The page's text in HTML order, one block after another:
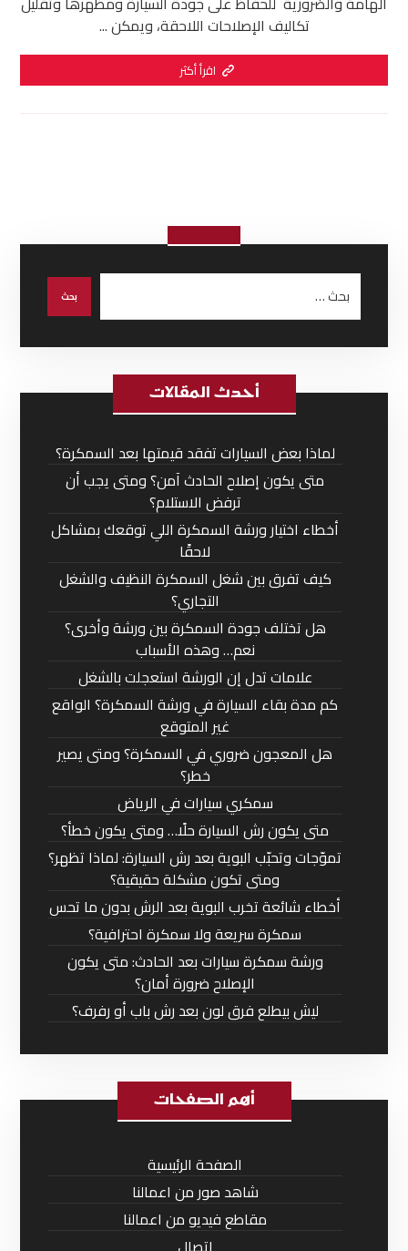
تكاليف الإصلاحات اللاحقة، ويمكن ...
اقرأ أكثر
أحدث المقالات
لماذا بعض السيارات تفقد قيمتها بعد السمكرة؟
متى يكون إصلاح الحادث آمن؟ ومتى يجب أن
ترفض الاستلام؟
أخطاء اختيار ورشة السمكرة اللي توقعك بمشاكل
لاحقًا
كيف تفرق بين شغل السمكرة النظيف والشغل
التجاري؟
هل تختلف جودة السمكرة بين ورشة وأخرى؟
نعم… وهذه الأسباب
علامات تدل إن الورشة استعجلت بالشغل
كم مدة بقاء السيارة في ورشة السمكرة؟ الواقع
غير المتوقع
هل المعجون ضروري في السمكرة؟ ومتى يصير
خطر؟
سمكري سيارات في الرياض
متى يكون رش السيارة حلًا… ومتى يكون خطأ؟
تموّجات وتحبّب البوية بعد رش السيارة: لماذا تظهر؟
ومتى تكون مشكلة حقيقية؟
أخطاء شائعة تخرب البوية بعد الرش بدون ما تحس
سمكرة سريعة ولا سمكرة احترافية؟
ورشة سمكرة سيارات بعد الحادث: متى يكون
الإصلاح ضرورة أمان؟
ليش بيطلع فرق لون بعد رش باب أو رفرف؟
أهم الصفحات
الصفحة الرئيسية
شاهد صور من اعمالنا
مقاطع فيديو من اعمالنا